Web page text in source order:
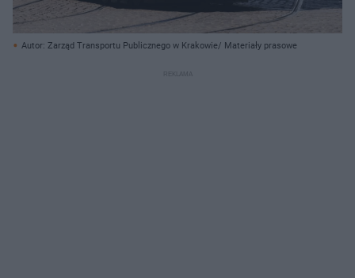
Autor: Zarząd Transportu Publicznego w Krakowie/ Materiały prasowe